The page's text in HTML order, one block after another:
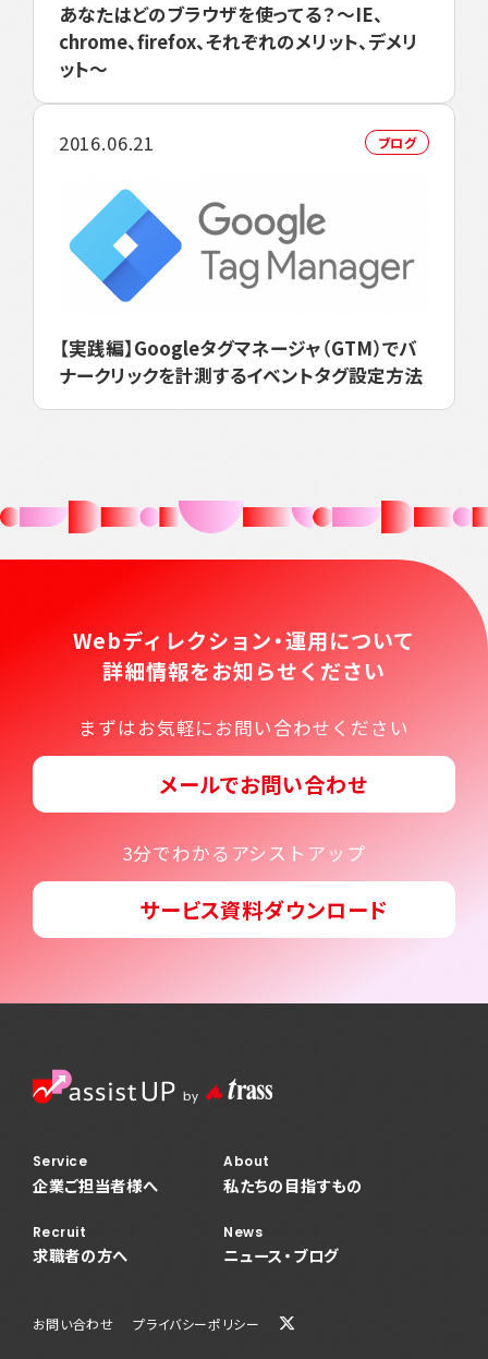
あなたはどのブラウザを使ってる？～IE、
chrome、firefox、それぞれのメリット、デメリ
ット～
2016.06.21 ブログ
【実践編】Googleタグマネージャ（GTM）でバ
ナークリックを計測するイベントタグ設定方法
Webディレクション・運用について
詳細情報をお知らせください
まずはお気軽にお問い合わせください
メールでお問い合わせ
3分でわかるアシストアップ
サービス資料ダウンロード
Service
企業ご担当者様へ
About
私たちの目指すもの
Recruit
求職者の方へ
News
ニュース・ブログ
お問い合わせ プライバシーポリシー